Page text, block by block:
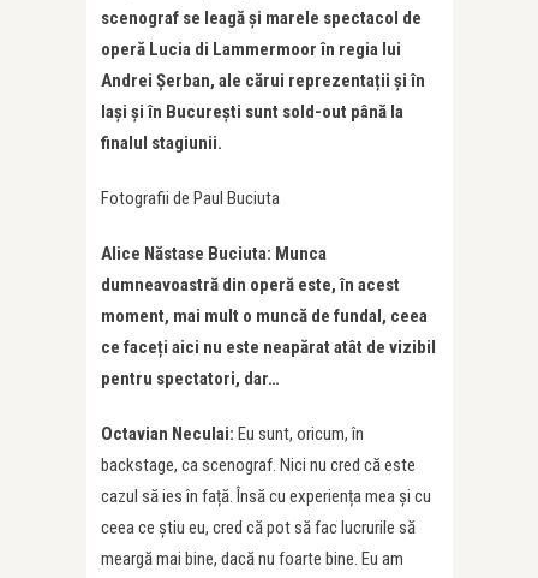
scenograf se leagă și marele spectacol de
operă Lucia di Lammermoor în regia lui
Andrei Șerban, ale cărui reprezentații și în
Iași și în București sunt sold-out până la
finalul stagiunii.
Fotografii de Paul Buciuta
Alice Năstase Buciuta: Munca
dumneavoastră din operă este, în acest
moment, mai mult o muncă de fundal, ceea
ce faceți aici nu este neapărat atât de vizibil
pentru spectatori, dar…
Octavian Neculai: Eu sunt, oricum, în
backstage, ca scenograf. Nici nu cred că este
cazul să ies în față. Însă cu experiența mea și cu
ceea ce știu eu, cred că pot să fac lucrurile să
meargă mai bine, dacă nu foarte bine. Eu am